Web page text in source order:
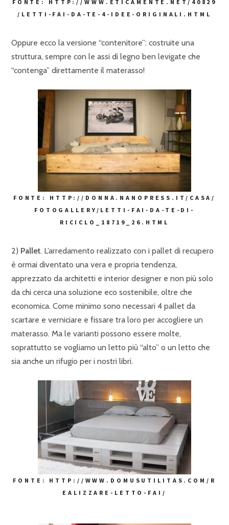
FONTE: HTTP://WWW.ETICAMENTE.NET/40829
/LETTI-FAI-DA-TE-4-IDEE-ORIGINALI.HTML
Oppure ecco la versione “contenitore”: costruite una
struttura, sempre con le assi di legno ben levigate che
“contenga” direttamente il materasso!
FONTE: HTTP://DONNA.NANOPRESS.IT/CASA/
FOTOGALLERY/LETTI-FAI-DA-TE-DI-
RICICLO_18719_26.HTML
2) Pallet. L’arredamento realizzato con i pallet di recupero
è ormai diventato una vera e propria tendenza,
apprezzato da architetti e interior designer e non più solo
da chi cerca una soluzione eco sostenibile, oltre che
economica. Come minimo sono necessari 4 pallet da
scartare e verniciare e fissare tra loro per accogliere un
materasso. Ma le varianti possono essere molte,
soprattutto se vogliamo un letto più “alto” o un letto che
sia anche un rifugio per i nostri libri.
FONTE: HTTP://WWW.DOMUSUTILITAS.COM/R
EALIZZARE-LETTO-FAI/